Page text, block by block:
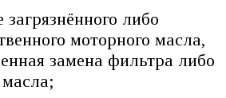
либо
моторного масла,
замена фильтра либо